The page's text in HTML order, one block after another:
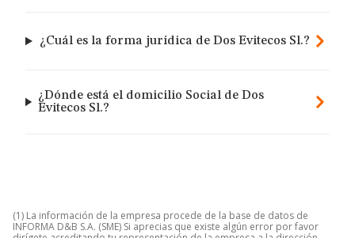
¿Cuál es la forma jurídica de Dos Evitecos Sl.?
¿Dónde está el domicilio Social de Dos
Evitecos Sl.?
(1) La información de la empresa procede de la base de datos de
INFORMA D&B S.A. (SME) Si aprecias que existe algún error por favor